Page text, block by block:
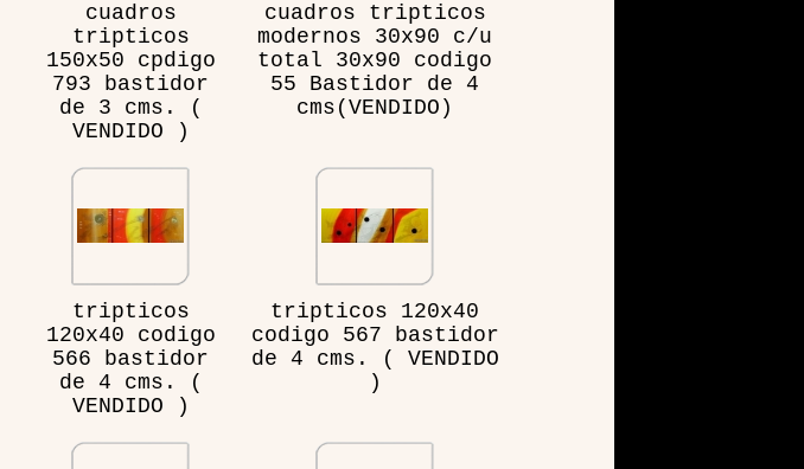
cuadros
tripticos
150x50 cpdigo
793 bastidor
de 3 cms. (
VENDIDO )
cuadros tripticos
modernos 30x90 c/u
total 30x90 codigo
55 Bastidor de 4
cms(VENDIDO)
tripticos
120x40 codigo
566 bastidor
de 4 cms. (
VENDIDO )
tripticos 120x40
codigo 567 bastidor
de 4 cms. ( VENDIDO
)